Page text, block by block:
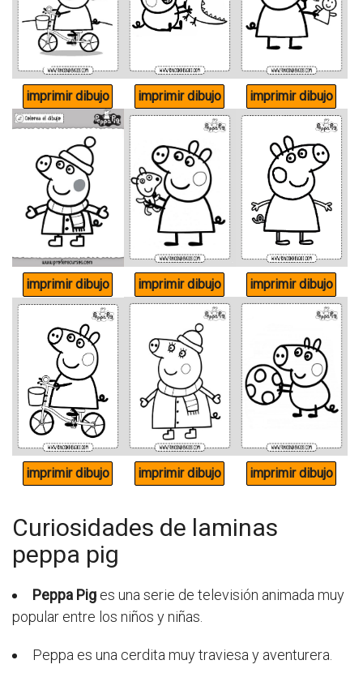
Curiosidades de laminas
peppa pig
Peppa Pig es una serie de televisión animada muy
popular entre los niños y niñas.
Peppa es una cerdita muy traviesa y aventurera.